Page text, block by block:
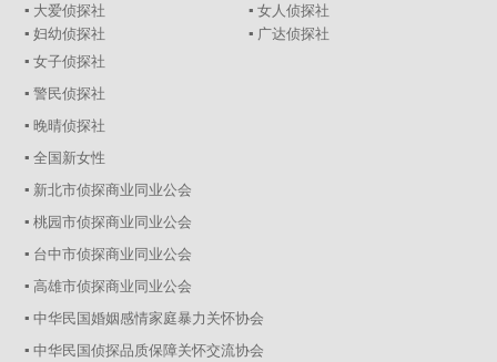
▪ 大爱侦探社
▪ 女人侦探社
▪ 妇幼侦探社
▪ 广达侦探社
▪ 女子侦探社
▪ 警民侦探社
▪ 晚晴侦探社
▪ 全国新女性
▪ 新北市侦探商业同业公会
▪ 桃园市侦探商业同业公会
▪ 台中市侦探商业同业公会
▪ 高雄市侦探商业同业公会
▪ 中华民国婚姻感情家庭暴力关怀协会
▪ 中华民国侦探品质保障关怀交流协会